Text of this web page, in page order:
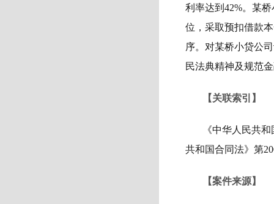
利率达到42%。某
位，采取预扣借款
序。对某桥小贷公
民法典精神及规范
【关联索引】
《中华人民共
共和国合同法》第
【案件来源】